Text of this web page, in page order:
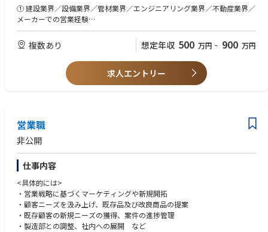
【製品の特長】
・当社のパイプは、上・下水道、農水、プラント、防災、海洋、給湯・温
・当社のパイプは、地震にも強いことが特長で、阪神淡路大震災、東日本
大震災でもポリエチレン管の優れた耐震性が証明されています。
また、錆などの腐食がなく酸やアルカリにも強い、可とう性があり生曲げ
配管が可能、軽量で作業性が良い、といったポリエチレン管の特長を活か
しながら、長尺化、プレハブ複合管化（アラミド補強、保温）など独自技
① 建設業界／設備業界／管材業界／エンジニアリング業界／不動産業界／
メーカーでの営業経験
② 普通自動車免許
③ パソコン（Word、Excelなど基本操作）
歓迎される経験・資格・スキル
・建設業における経験もしくは管材商材を扱った経験
複数あり 想定年収 500 万円 ~ 900 万円
求人エントリー
営業職
非公開
仕事内容
<具体的には>
・営業戦略に基づくマーケティングや新規開拓
・顧客ニーズを汲み上げ、既存品及び改良商品の提案
・既存顧客の新規ニーズの獲得、案件の進捗管理
・製造部との調整、社内への展開 など